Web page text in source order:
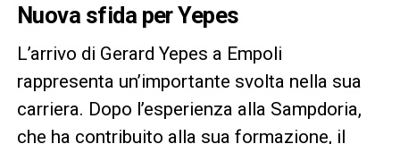
Nuova sfida per Yepes
L’arrivo di Gerard Yepes a Empoli
rappresenta un’importante svolta nella sua
carriera. Dopo l’esperienza alla Sampdoria,
che ha contribuito alla sua formazione, il